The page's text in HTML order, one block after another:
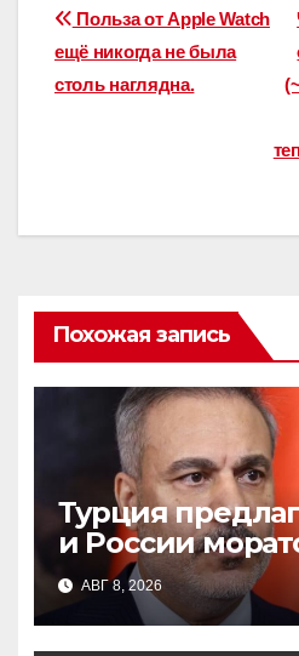
Навигация
по
Польза от Apple Watch
ещё никогда не была
столь наглядна.
Похожая запись
Турция
и России
военные
значит
АВГ 8, 2026